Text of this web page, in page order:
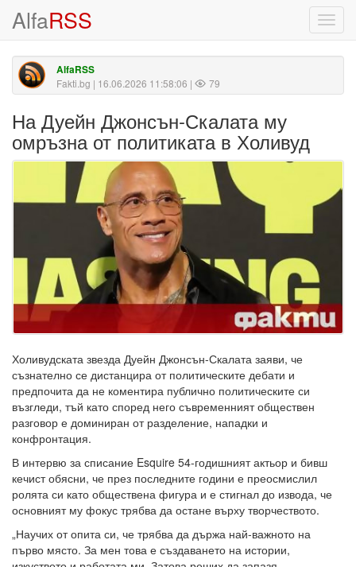
AlfaRSS
AlfaRSS
Fakti.bg | 16.06.2026 11:58:06 | 79
На Дуейн Джонсън-Скалата му
омръзна от политиката в Холивуд
Холивудската звезда Дуейн Джонсън-Скалата заяви, че
съзнателно се дистанцира от политическите дебати и
предпочита да не коментира публично политическите си
възгледи, тъй като според него съвременният обществен
разговор е доминиран от разделение, нападки и
конфронтация.
В интервю за списание Esquire 54-годишният актьор и бивш
кечист обясни, че през последните години е преосмислил
ролята си като обществена фигура и е стигнал до извода, че
основният му фокус трябва да остане върху творчеството.
„Научих от опита си, че трябва да държа най-важното на
първо място. За мен това е създаването на истории,